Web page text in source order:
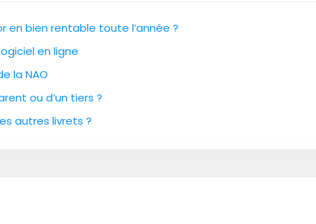
en bien rentable toute l’année ?
en ligne
la NAO
ou d’un tiers ?
autres livrets ?